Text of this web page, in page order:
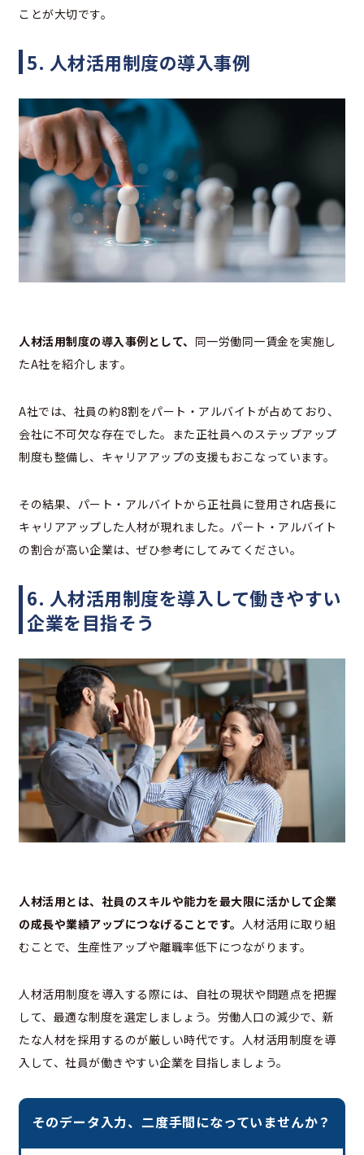
ことが大切です。
5. 人材活用制度の導入事例
人材活用制度の導入事例として、 同一労働同一賃金を実施し
たA社を紹介します。
A社では、社員の約8割をパート・アルバイトが占めており、
会社に不可欠な存在でした。また正社員へのステップアップ
制度も整備し、キャリアアップの支援もおこなっています。
その結果、パート・アルバイトから正社員に登用され店長に
キャリアアップした人材が現れました。パート・アルバイト
の割合が高い企業は、ぜひ参考にしてみてください。
6. 人材活用制度を導入して働きやすい
企業を目指そう
人材活用とは、社員のスキルや能力を最大限に活かして企業
の成長や業績アップにつなげることです。 人材活用に取り組
むことで、生産性アップや離職率低下につながります。
人材活用制度を導入する際には、自社の現状や問題点を把握
して、最適な制度を選定しましょう。労働人口の減少で、新
たな人材を採用するのが厳しい時代です。人材活用制度を導
入して、社員が働きやすい企業を目指しましょう。
そのデータ入力、二度手間になっていませんか？